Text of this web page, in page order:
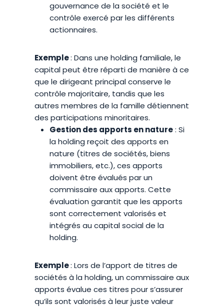
gouvernance de la société et le
contrôle exercé par les différents
actionnaires.
Exemple: Dans une holding familiale, le
capital peut être réparti de manière à ce
que le dirigeant principal conserve le
contrôle majoritaire, tandis que les
autres membres de la famille détiennent
des participations minoritaires.
Gestion des apports en nature: Si
la holding reçoit des apports en
nature (titres de sociétés, biens
immobiliers, etc.), ces apports
doivent être évalués par un
commissaire aux apports. Cette
évaluation garantit que les apports
sont correctement valorisés et
intégrés au capital social de la
holding.
Exemple: Lors de l’apport de titres de
sociétés à la holding, un commissaire aux
apports évalue ces titres pour s’assurer
qu’ils sont valorisés à leur juste valeur